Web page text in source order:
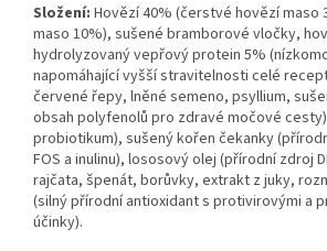
Složení: Hovězí 40% (čerstvé hovězí maso
maso 10%), sušené bramborové vločky,
hydrolyzovaný vepřový protein 5%
napomáhající vyšší stravitelnosti celé
červené řepy, lněné semeno, psyllium,
obsah polyfenolů pro zdravé močové
probiotikum), sušený kořen čekanky
FOS a inulinu), lososový olej (přírodní zdroj
rajčata, špenát, borůvky, extrakt z juky,
(silný přírodní antioxidant s protivirovými a
účinky).